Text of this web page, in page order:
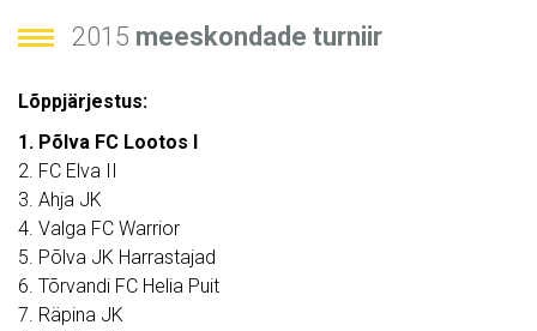
2015 meeskondade turniir
Lõppjärjestus:
1. Põlva FC Lootos I
2. FC Elva II
3. Ahja JK
4. Valga FC Warrior
5. Põlva JK Harrastajad
6. Tõrvandi FC Helia Puit
7. Räpina JK